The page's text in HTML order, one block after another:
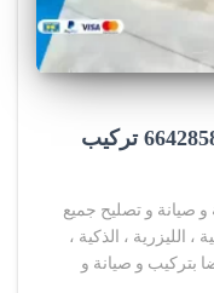
فني كاميرات مراقبة العبدلي 66428585 تركيب
صيانة و تصليح جميع
، الليزرية ، الذكية ،
بتركيب و صيانة و